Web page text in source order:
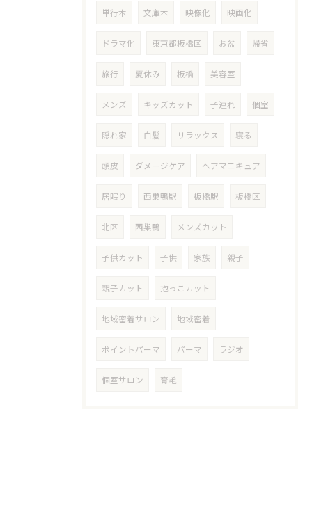
単行本 文庫本 映像化 映画化
ドラマ化 東京都板橋区 お盆 帰省
旅行 夏休み 板橋 美容室
メンズ キッズカット 子連れ 個室
隠れ家 白髪 リラックス 寝る
頭皮 ダメージケア ヘアマニキュア
居眠り 西巣鴨駅 板橋駅 板橋区
北区 西巣鴨 メンズカット
子供カット 子供 家族 親子
親子カット 抱っこカット
地域密着サロン 地域密着
ポイントパーマ パーマ ラジオ
個室サロン 育毛